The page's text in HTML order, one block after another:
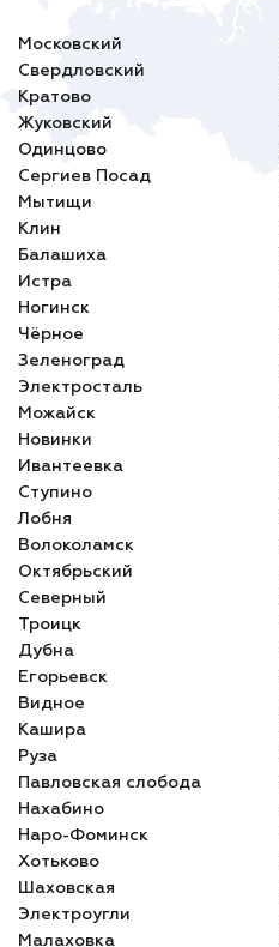
Московский
Свердловский
Кратово
Жуковский
Одинцово
Сергиев Посад
Мытищи
Клин
Балашиха
Истра
Ногинск
Чёрное
Зеленоград
Электросталь
Можайск
Новинки
Ивантеевка
Ступино
Лобня
Волоколамск
Октябрьский
Северный
Троицк
Дубна
Егорьевск
Видное
Кашира
Руза
Павловская слобода
Нахабино
Наро-Фоминск
Хотьково
Шаховская
Электроугли
Малаховка